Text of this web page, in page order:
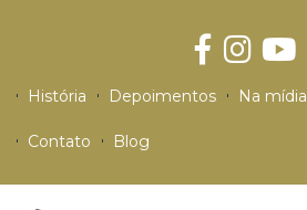
História Depoimentos Na mídia
Contato Blog